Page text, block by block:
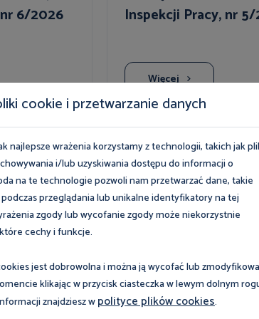
6/2026
Inspekcji Pracy, nr
Więcej
Wydarzenia
8 sierpnia 2026
cookie i przetwarzanie danych
najlepsze wrażenia korzystamy z technologii, takich jak
i/lub uzyskiwania dostępu do informacji o
na te technologie pozwoli nam przetwarzać dane, takie
przeglądania lub unikalne identyfikatory na tej
zgody lub wycofanie zgody może niekorzystnie
cechy i funkcje.
jest dobrowolna i można ją wycofać lub
klikając w przycisk ciasteczka w lewym dolnym
znajdziesz wpolityce plików cookies.